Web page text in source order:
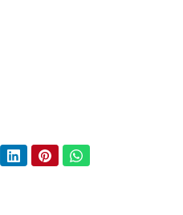
LinkedInPinterestWhatsApp